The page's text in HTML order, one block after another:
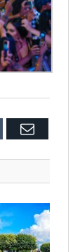
Email